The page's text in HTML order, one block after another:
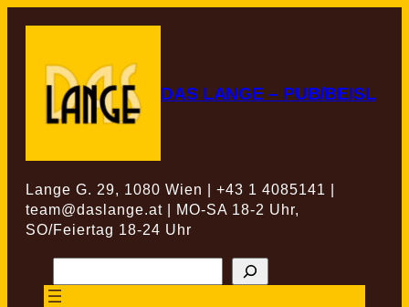
DAS LANGE – PUB/BEISL
Lange G. 29, 1080 Wien | +43 1 4085141 |
team@daslange.at | MO-SA 18-2 Uhr,
SO/Feiertag 18-24 Uhr